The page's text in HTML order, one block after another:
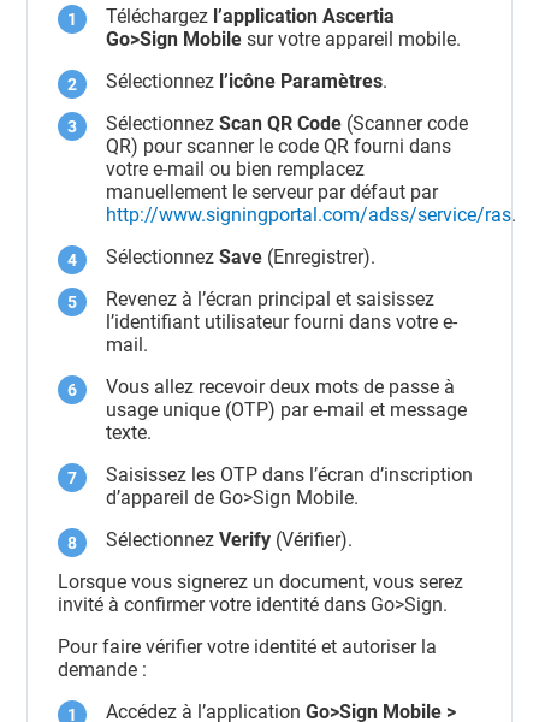
Téléchargez l’application Ascertia
Go>Sign Mobile sur votre appareil mobile.
Sélectionnez l’icône Paramètres.
SélectionnezScan QR Code (Scanner code
QR) pour scanner le code QR fourni dans
votre e-mail ou bien remplacez
manuellement le serveur par défaut par
http://www.signingportal.com/adss/service/ras.
SélectionnezSave (Enregistrer).
Revenez à l’écran principal et saisissez
l’identifiant utilisateur fourni dans votre e-
mail.
Vous allez recevoir deux mots de passe à
usage unique (OTP) par e-mail et message
texte.
Saisissez les OTP dans l’écran d’inscription
d’appareil de Go>Sign Mobile.
SélectionnezVerify (Vérifier).
Lorsque vous signerez un document, vous serez
invité à confirmer votre identité dans Go>Sign.
Pour faire vérifier votre identité et autoriser la
demande :
Accédez à l’applicationGo>Sign Mobile >